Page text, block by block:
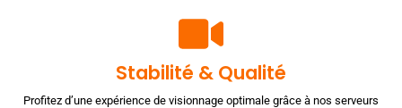
Stabilité & Qualité
Profitez d’une expérience de visionnage optimale grâce à nos serveurs